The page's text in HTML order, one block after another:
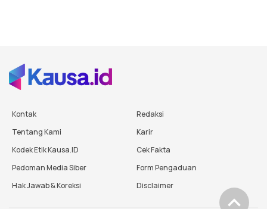
Kontak
Redaksi
Tentang Kami
Karir
Kodek Etik Kausa.ID
Cek Fakta
Pedoman Media Siber
Form Pengaduan
Hak Jawab & Koreksi
Disclaimer